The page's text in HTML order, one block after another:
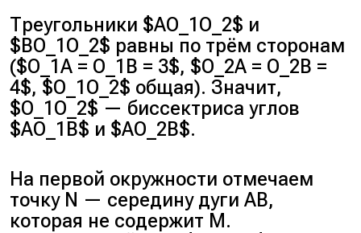
Треугольники $AO_1O_2$ и
$BO_1O_2$ равны по трём сторонам
($O_1A = O_1B = 3$, $O_2A = O_2B =
4$, $O_1O_2$ общая). Значит,
$O_1O_2$ — биссектриса углов
$AO_1B$ и $AO_2B$.
На первой окружности отмечаем
точку N — середину дуги AB,
которая не содержит M.